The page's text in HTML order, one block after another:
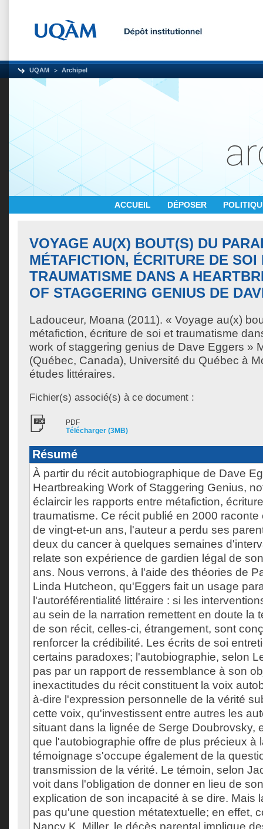
UQAM Archipel
ACCUEIL DÉPOSER
VOYAGE AU(X) BOUT(S) DU
MÉTAFICTION, ÉCRITURE DE SOI
TRAUMATISME DANS A
OF STAGGERING GENIUS DE
Ladouceur, Moana (2011). « Voyage au(x)
métafiction, écriture de soi et traumatisme
work of staggering genius de Dave Eggers »
(Québec, Canada), Université du Québec à
études littéraires.
Fichier(s) associé(s) à ce document :
PDF
Télécharger (3MB)
Résumé
À partir du récit autobiographique de Dave
Heartbreaking Work of Staggering Genius,
éclaircir les rapports entre métafiction,
traumatisme. Ce récit publié en 2000
de vingt-et-un ans, l'auteur a perdu ses
deux du cancer à quelques semaines
relate son expérience de gardien légal de
ans. Nous verrons, à l'aide des théories de
Linda Hutcheon, qu'Eggers fait un usage
l'autoréférentialité littéraire : si les
au sein de la narration remettent en doute la
de son récit, celles-ci, étrangement, sont
renforcer la crédibilité. Les écrits de soi
certains paradoxes; l'autobiographie, selon
pas par un rapport de ressemblance à son
inexactitudes du récit constituent la voix
à-dire l'expression personnelle de la vérité
cette voix, qu'investissent entre autres les
situant dans la lignée de Serge Doubrovsky,
que l'autobiographie offre de plus précieux à
témoignage s'occupe également de la
transmission de la vérité. Le témoin, selon
voit dans l'obligation de donner en lieu de
explication de son incapacité à se dire. Mais
pas qu'une question métatextuelle; en effet,
Nancy K. Miller, le décès parental implique